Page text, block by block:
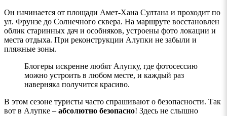
Он начинается от площади Амет-Хана Султана и проходит по
ул. Фрунзе до Солнечного сквера. На маршруте восстановлен
облик старинных дач и особняков, устроены фото локации и
места отдыха. При реконструкции Алупки не забыли и
пляжные зоны.
Блогеры искренне любят Алупку, где фотосессию
можно устроить в любом месте, и каждый раз
наверняка получится красиво.
В этом сезоне туристы часто спрашивают о безопасности. Так
вот в Алупке – абсолютно безопасно! Здесь не слышно